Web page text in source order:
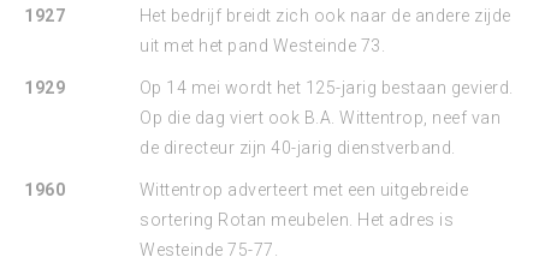
1927
Het bedrijf breidt zich ook naar de andere zijde
uit met het pand Westeinde 73.
1929
Op 14 mei wordt het 125-jarig bestaan gevierd.
Op die dag viert ook B.A. Wittentrop, neef van
de directeur zijn 40-jarig dienstverband.
1960
Wittentrop adverteert met een uitgebreide
sortering Rotan meubelen. Het adres is
Westeinde 75-77.